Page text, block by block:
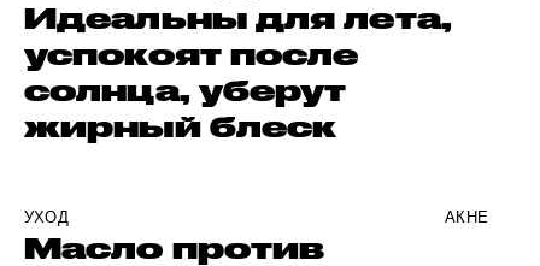
Идеальны для лета,
успокоят после
солнца, уберут
жирный блеск
УХОД АКНЕ
Масло против